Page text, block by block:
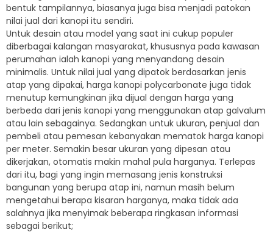
bentuk tampilannya, biasanya juga bisa menjadi patokan
nilai jual dari kanopi itu sendiri.
Untuk desain atau model yang saat ini cukup populer
diberbagai kalangan masyarakat, khususnya pada kawasan
perumahan ialah kanopi yang menyandang desain
minimalis. Untuk nilai jual yang dipatok berdasarkan jenis
atap yang dipakai, harga kanopi polycarbonate juga tidak
menutup kemungkinan jika dijual dengan harga yang
berbeda dari jenis kanopi yang menggunakan atap galvalum
atau lain sebagainya. Sedangkan untuk ukuran, penjual dan
pembeli atau pemesan kebanyakan mematok harga kanopi
per meter. Semakin besar ukuran yang dipesan atau
dikerjakan, otomatis makin mahal pula harganya. Terlepas
dari itu, bagi yang ingin memasang jenis konstruksi
bangunan yang berupa atap ini, namun masih belum
mengetahui berapa kisaran harganya, maka tidak ada
salahnya jika menyimak beberapa ringkasan informasi
sebagai berikut;